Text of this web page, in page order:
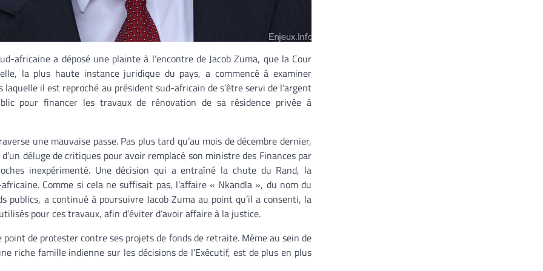
africaine a déposé une plainte à l’encontre de Jacob Zuma, que la Cour
la plus haute instance juridique du pays, a commencé à examiner
laquelle il est reproché au président sud-africain de s’être servi de l’argent
pour financer les travaux de rénovation de sa résidence privée à
une mauvaise passe. Pas plus tard qu’au mois de décembre dernier,
déluge de critiques pour avoir remplacé son ministre des Finances par
inexpérimenté. Une décision qui a entraîné la chute du Rand, la
Comme si cela ne suffisait pas, l’affaire « Nkandla », du nom du
a continué à poursuivre Jacob Zuma au point qu’il a consenti, la
pour ces travaux, afin d’éviter d’avoir affaire à la justice.
de protester contre ses projets de fonds de retraite. Même au sein de
riche famille indienne sur les décisions de l’Exécutif, est de plus en plus